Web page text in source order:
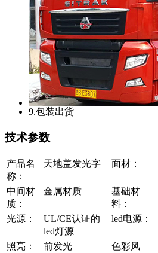
9.包装出货
技术参数
产品名
称：
天地盖发光字 面材：
中间材
质：
金属材质
基础材
料：
光源：
UL/CE认证的
led灯源
led电源：
照亮：
前发光
色彩风